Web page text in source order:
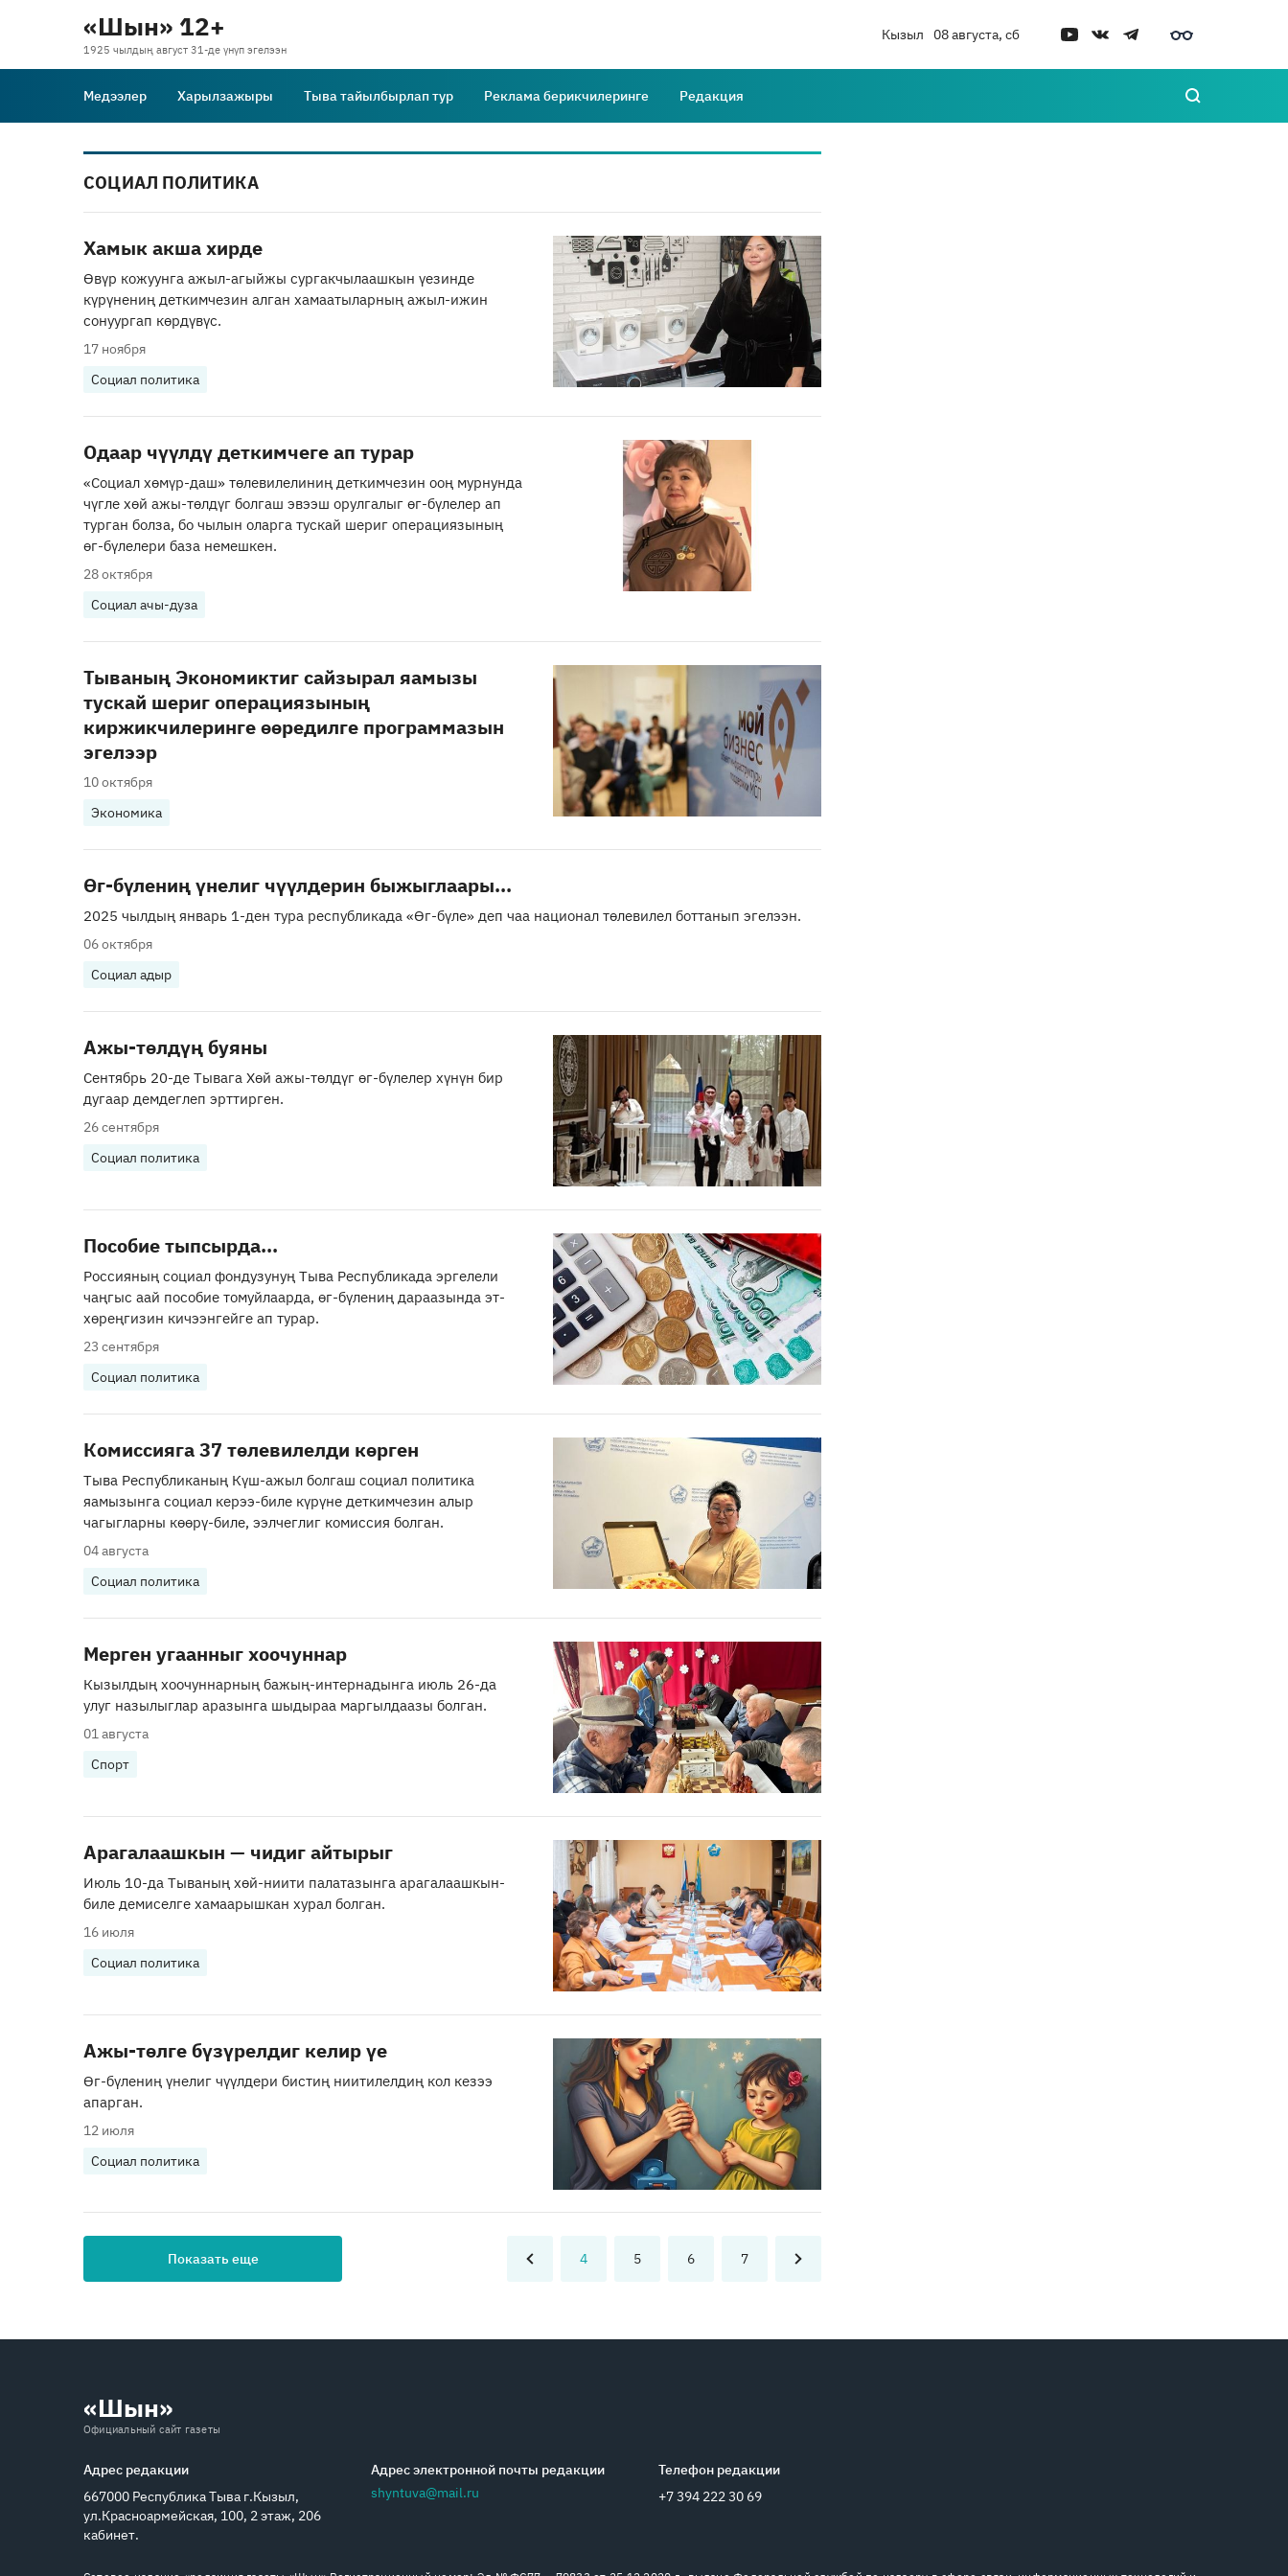
«Шын» 12+
1925 чылдың август 31-де үнүп эгелээн
Кызыл 08 августа, сб
Медээлер Харылзажыры Тыва тайылбырлап тур Реклама берикчилеринге Редакция
СОЦИАЛ ПОЛИТИКА
Хамык акша хирде
Өвүр кожуунга ажыл-агыйжы сургакчылаашкын үезинде
күрүнениң деткимчезин алган хамаатыларның ажыл-ижин
сонуургап көрдүвүс.
17 ноября
Социал политика
Одаар чүүлдү деткимчеге ап турар
«Социал хөмүр-даш» төлевилелиниң деткимчезин ооң мурнунда
чүгле хөй ажы-төлдүг болгаш эвээш орулгалыг өг-бүлелер ап
турган болза, бо чылын оларга тускай шериг операциязының
өг-бүлелери база немешкен.
28 октября
Социал ачы-дуза
Тываның Экономиктиг сайзырал яамызы
тускай шериг операциязының
киржикчилеринге өөредилге программазын
эгелээр
10 октября
Экономика
Өг-бүлениң үнелиг чүүлдерин быжыглаары...
2025 чылдың январь 1-ден тура республикада «Өг-бүле» деп чаа национал төлевилел боттанып эгелээн.
06 октября
Социал адыр
Ажы-төлдүң буяны
Сентябрь 20-де Тывага Хөй ажы-төлдүг өг-бүлелер хүнүн бир
дугаар демдеглеп эрттирген.
26 сентября
Социал политика
Пособие тыпсырда...
Россияның социал фондузунуң Тыва Республикада эргелели
чаңгыс аай пособие томуйлаарда, өг-бүлениң дараазында эт-
хөреңгизин кичээнгейге ап турар.
23 сентября
Социал политика
Комиссияга 37 төлевилелди көрген
Тыва Республиканың Күш-ажыл болгаш социал политика
яамызынга социал керээ-биле күрүне деткимчезин алыр
чагыгларны көөрү-биле, ээлчеглиг комиссия болган.
04 августа
Социал политика
Мерген угаанныг хоочуннар
Кызылдың хоочуннарның бажың-интернадынга июль 26-да
улуг назылыглар аразынга шыдыраа маргылдаазы болган.
01 августа
Спорт
Арагалаашкын — чидиг айтырыг
Июль 10-да Тываның хөй-ниити палатазынга арагалаашкын-
биле демиселге хамаарышкан хурал болган.
16 июля
Социал политика
Ажы-төлге бүзүрелдиг келир үе
Өг-бүлениң үнелиг чүүлдери бистиң ниитилелдиң кол кезээ
апарган.
12 июля
Социал политика
Показать еще 4 5 6 7
«Шын»
Официальный сайт газеты
Адрес редакции
667000 Республика Тыва г.Кызыл,
ул.Красноармейская, 100, 2 этаж, 206
кабинет.
Адрес электронной почты редакции
shyntuva@mail.ru
Телефон редакции
+7 394 222 30 69